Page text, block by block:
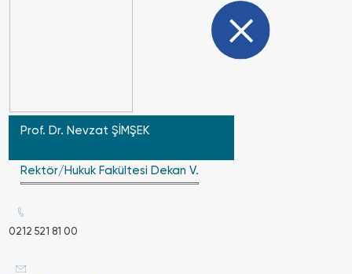
Prof. Dr. Nevzat ŞİMŞEK
Rektör/Hukuk Fakültesi Dekan V.
0212 521 81 00